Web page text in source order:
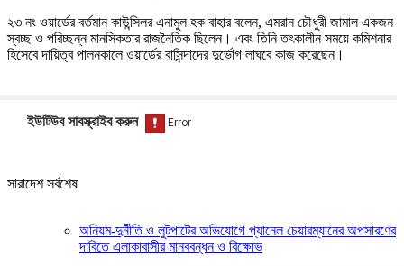
২৩ নং ওয়ার্ডের বর্তমান কাউন্সিলর এনামুল হক বাহার বলেন, এমরান চৌধুরী জামাল একজন
স্বচ্ছ ও পরিচ্ছন্ন মানসিকতার রাজনৈতিক ছিলেন। এবং তিনি তৎকালীন সময়ে কমিশনার
হিসেবে দায়িত্ব পালনকালে ওয়ার্ডের বাসিন্দাদের দুর্ভোগ লাঘবে কাজ করেছেন।
ইউটিউব সাবস্ক্রাইব করুন
সারাদেশ সর্বশেষ
অনিয়ম-দুর্নীতি ও লুটপাটের অভিযোগে প্যানেল চেয়ারম্যানের অপসারণের
দাবিতে এলাকাবাসীর মানববন্ধন ও বিক্ষোভ